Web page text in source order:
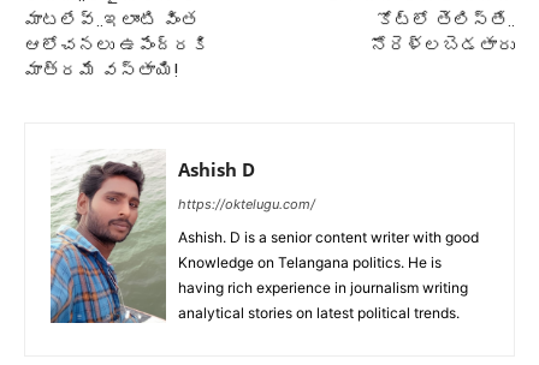
మాటలేవ్..ఇలాంటి వింత
ఆలోచనలు ఉపేంద్రకి
మాత్రమే వస్తాయి!
కోట్లో తెలిస్తే..
నోరెళ్లబెడతారు
Ashish D
https://oktelugu.com/
Ashish. D is a senior content writer with good
Knowledge on Telangana politics. He is
having rich experience in journalism writing
analytical stories on latest political trends.